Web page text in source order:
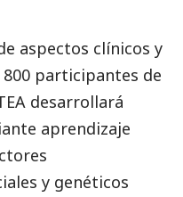
aspectos clínicos y
participantes de
desarrollará
aprendizaje
y genéticos